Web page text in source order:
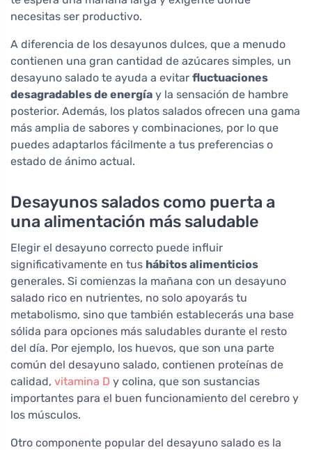
necesitas ser productivo.
A diferencia de los desayunos dulces, que a menudo
contienen una gran cantidad de azúcares simples, un
desayuno salado te ayuda a evitar fluctuaciones
desagradables de energía y la sensación de hambre
posterior. Además, los platos salados ofrecen una gama
más amplia de sabores y combinaciones, por lo que
puedes adaptarlos fácilmente a tus preferencias o
estado de ánimo actual.
Desayunos salados como puerta a
una alimentación más saludable
Elegir el desayuno correcto puede influir
significativamente en tus hábitos alimenticios
generales. Si comienzas la mañana con un desayuno
salado rico en nutrientes, no solo apoyarás tu
metabolismo, sino que también establecerás una base
sólida para opciones más saludables durante el resto
del día. Por ejemplo, los huevos, que son una parte
común del desayuno salado, contienen proteínas de
calidad, vitamina D y colina, que son sustancias
importantes para el buen funcionamiento del cerebro y
los músculos.
Otro componente popular del desayuno salado es la